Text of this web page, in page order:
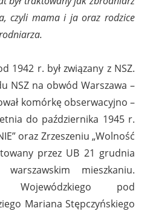
czyli mama i ja oraz rodzice
1942 r. był związany z NSZ.
NSZ na obwód Warszawa –
komórkę obserwacyjno –
do października 1945 r.
oraz Zrzeszeniu „Wolność
przez UB 21 grudnia
mieszkaniu.
Wojewódzkiego pod
Mariana Stępczyńskiego